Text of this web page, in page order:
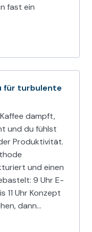
fast ein
für turbulente
dampft,
und du fühlst
Produktivität.
und einen
9 Uhr E-
11 Uhr Konzept
dann…